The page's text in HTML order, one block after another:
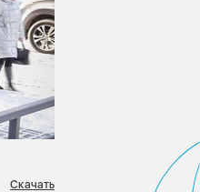
Скачать